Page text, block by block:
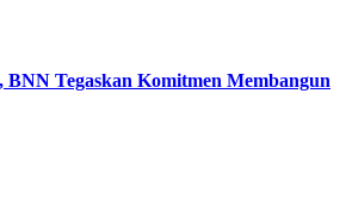
Tegaskan Komitmen Membangun